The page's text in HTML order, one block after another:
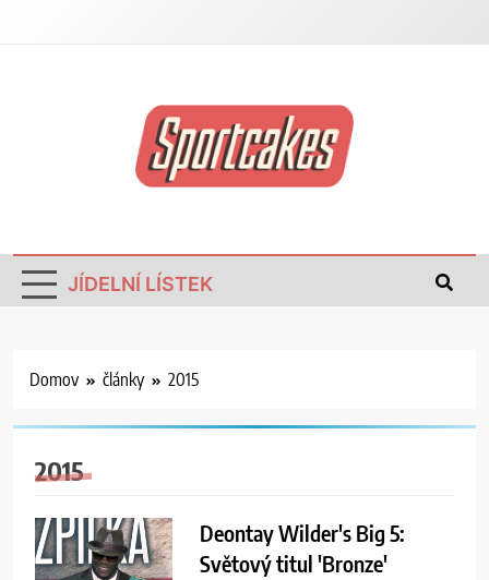
JÍDELNÍ LÍSTEK
Domov články 2015
2015
Deontay Wilder's Big 5:
Světový titul 'Bronze'